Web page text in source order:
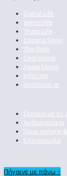
Digital Life
gameslife
Thats Life
Coming Soon
The Dots
Cool Home
Agapi Mono
InfoCom
myphone.gr
Σχετικά με το
Αρθρογράφοι
Όροι χρήσης
Επικοινωνία
Πήγαινε με πάνω ↑